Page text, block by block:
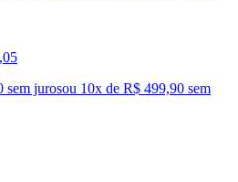
,05
sem jurosou 10x de R$ 499,90 sem